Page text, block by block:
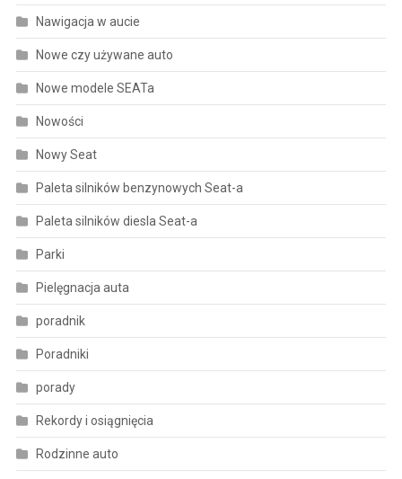
Nawigacja w aucie
Nowe czy używane auto
Nowe modele SEATa
Nowości
Nowy Seat
Paleta silników benzynowych Seat-a
Paleta silników diesla Seat-a
Parki
Pielęgnacja auta
poradnik
Poradniki
porady
Rekordy i osiągnięcia
Rodzinne auto